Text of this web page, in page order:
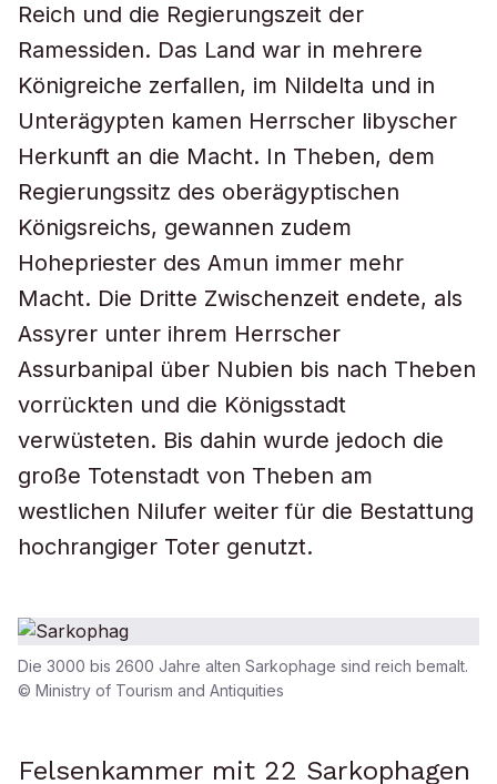
Reich und die Regierungszeit der
Ramessiden. Das Land war in mehrere
Königreiche zerfallen, im Nildelta und in
Unterägypten kamen Herrscher libyscher
Herkunft an die Macht. In Theben, dem
Regierungssitz des oberägyptischen
Königsreichs, gewannen zudem
Hohepriester des Amun immer mehr
Macht. Die Dritte Zwischenzeit endete, als
Assyrer unter ihrem Herrscher
Assurbanipal über Nubien bis nach Theben
vorrückten und die Königsstadt
verwüsteten. Bis dahin wurde jedoch die
große Totenstadt von Theben am
westlichen Nilufer weiter für die Bestattung
hochrangiger Toter genutzt.
Die 3000 bis 2600 Jahre alten Sarkophage sind reich bemalt.
© Ministry of Tourism and Antiquities
Felsenkammer mit 22 Sarkophagen